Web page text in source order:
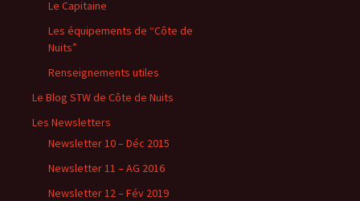
Le Capitaine
Les équipements de “Côte de
Nuits”
Renseignements utiles
Le Blog STW de Côte de Nuits
Les Newsletters
Newsletter 10 – Déc 2015
Newsletter 11 – AG 2016
Newsletter 12 – Fév 2019